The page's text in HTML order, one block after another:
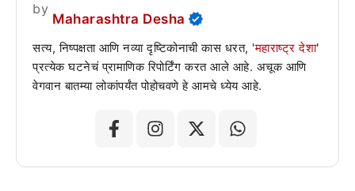
by
Maharashtra Desha
सत्य, निष्पक्षता आणि नव्या दृष्टिकोनाची कास धरत, 'महाराष्ट्र देशा'
प्रत्येक घटनेचं प्रामाणिक रिपोर्टिंग करत आले आहे. अचूक आणि
वेगवान बातम्या लोकांपर्यंत पोहोचवणे हे आमचे ध्येय आहे.